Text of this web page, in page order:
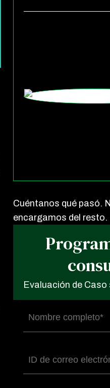
Cuéntanos qué pasó.
encargamos del resto.
Evaluación de
Nombre
completo
Correo
electrónico